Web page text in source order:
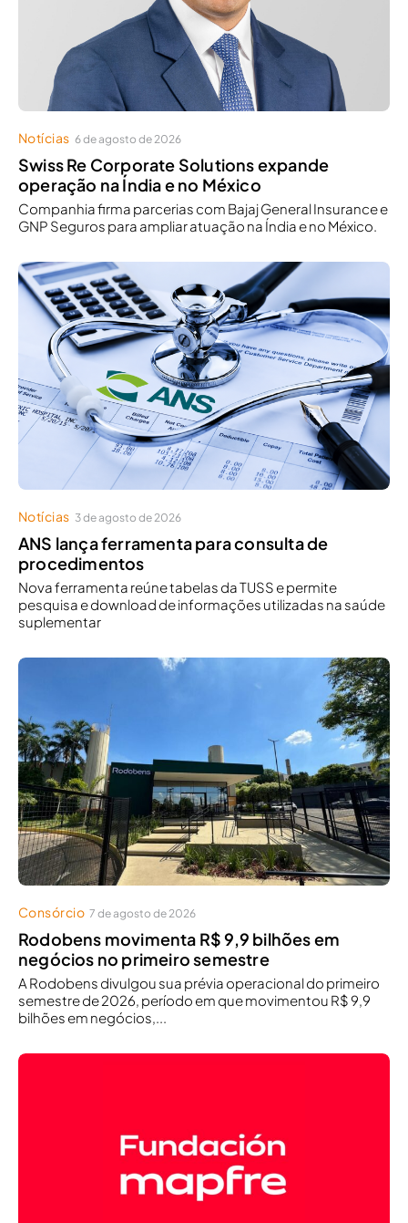
Notícias 6 de agosto de 2026
Swiss Re Corporate Solutions expande
operação na Índia e no México
Companhia firma parcerias com Bajaj General Insurance e
GNP Seguros para ampliar atuação na Índia e no México.
Notícias 3 de agosto de 2026
ANS lança ferramenta para consulta de
procedimentos
Nova ferramenta reúne tabelas da TUSS e permite
pesquisa e download de informações utilizadas na saúde
suplementar
Consórcio 7 de agosto de 2026
Rodobens movimenta R$ 9,9 bilhões em
negócios no primeiro semestre
A Rodobens divulgou sua prévia operacional do primeiro
semestre de 2026, período em que movimentou R$ 9,9
bilhões em negócios,...